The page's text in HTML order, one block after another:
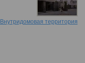
Внутридомовая территория